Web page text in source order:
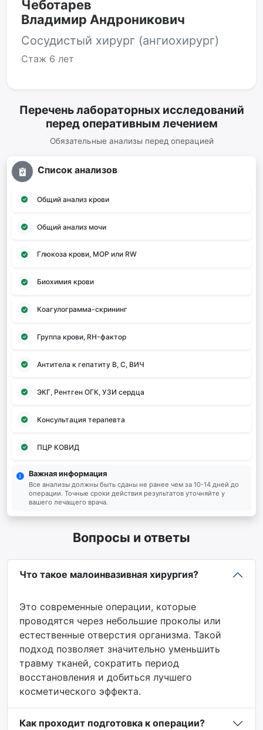
Чеботарев
Владимир Андроникович
Сосудистый хирург (ангиохирург)
Стаж 6 лет
Перечень лабораторных исследований
перед оперативным лечением
Обязательные анализы перед операцией
Список анализов
Общий анализ крови
Общий анализ мочи
Глюкоза крови, МОР или RW
Биохимия крови
Коагулограмма-скрининг
Группа крови, RH-фактор
Антитела к гепатиту В, С, ВИЧ
ЭКГ, Рентген ОГК, УЗИ сердца
Консультация терапевта
ПЦР КОВИД
Важная информация
Все анализы должны быть сданы не ранее чем за 10-14 дней до
операции. Точные сроки действия результатов уточняйте у
вашего лечащего врача.
Вопросы и ответы
Что такое малоинвазивная хирургия?
Это современные операции, которые
проводятся через небольшие проколы или
естественные отверстия организма. Такой
подход позволяет значительно уменьшить
травму тканей, сократить период
восстановления и добиться лучшего
косметического эффекта.
Как проходит подготовка к операции?